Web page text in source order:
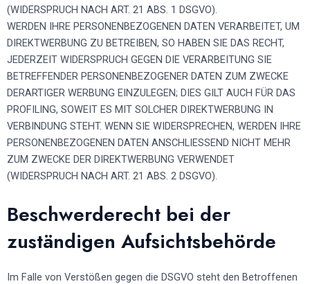
(WIDERSPRUCH NACH ART. 21 ABS. 1 DSGVO).
WERDEN IHRE PERSONENBEZOGENEN DATEN VERARBEITET, UM
DIREKTWERBUNG ZU BETREIBEN, SO HABEN SIE DAS RECHT,
JEDERZEIT WIDERSPRUCH GEGEN DIE VERARBEITUNG SIE
BETREFFENDER PERSONENBEZOGENER DATEN ZUM ZWECKE
DERARTIGER WERBUNG EINZULEGEN; DIES GILT AUCH FÜR DAS
PROFILING, SOWEIT ES MIT SOLCHER DIREKTWERBUNG IN
VERBINDUNG STEHT. WENN SIE WIDERSPRECHEN, WERDEN IHRE
PERSONENBEZOGENEN DATEN ANSCHLIESSEND NICHT MEHR
ZUM ZWECKE DER DIREKTWERBUNG VERWENDET
(WIDERSPRUCH NACH ART. 21 ABS. 2 DSGVO).
Beschwerde­recht bei der
zuständigen Aufsichts­behörde
Im Falle von Verstößen gegen die DSGVO steht den Betroffenen